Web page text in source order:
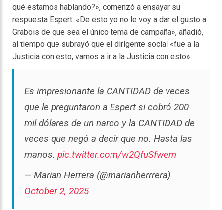
qué estamos hablando?», comenzó a ensayar su
respuesta Espert. «De esto yo no le voy a dar el gusto a
Grabois de que sea el único tema de campaña», añadió,
al tiempo que subrayó que el dirigente social «fue a la
Justicia con esto, vamos a ir a la Justicia con esto».
Es impresionante la CANTIDAD de veces
que le preguntaron a Espert si cobró 200
mil dólares de un narco y la CANTIDAD de
veces que negó a decir que no. Hasta las
manos. pic.twitter.com/w2QfuSfwem
— Marian Herrera (@marianherrrera)
October 2, 2025